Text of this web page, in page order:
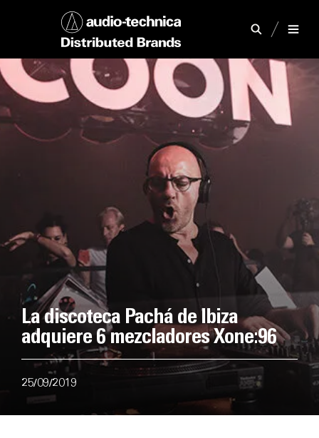
La discoteca Pachá de Ibiza
adquiere 6 mezcladores Xone:96
25/09/2019